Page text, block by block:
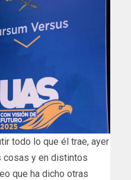
todo lo que él trae, ayer
cosas y en distintos
que ha dicho otras